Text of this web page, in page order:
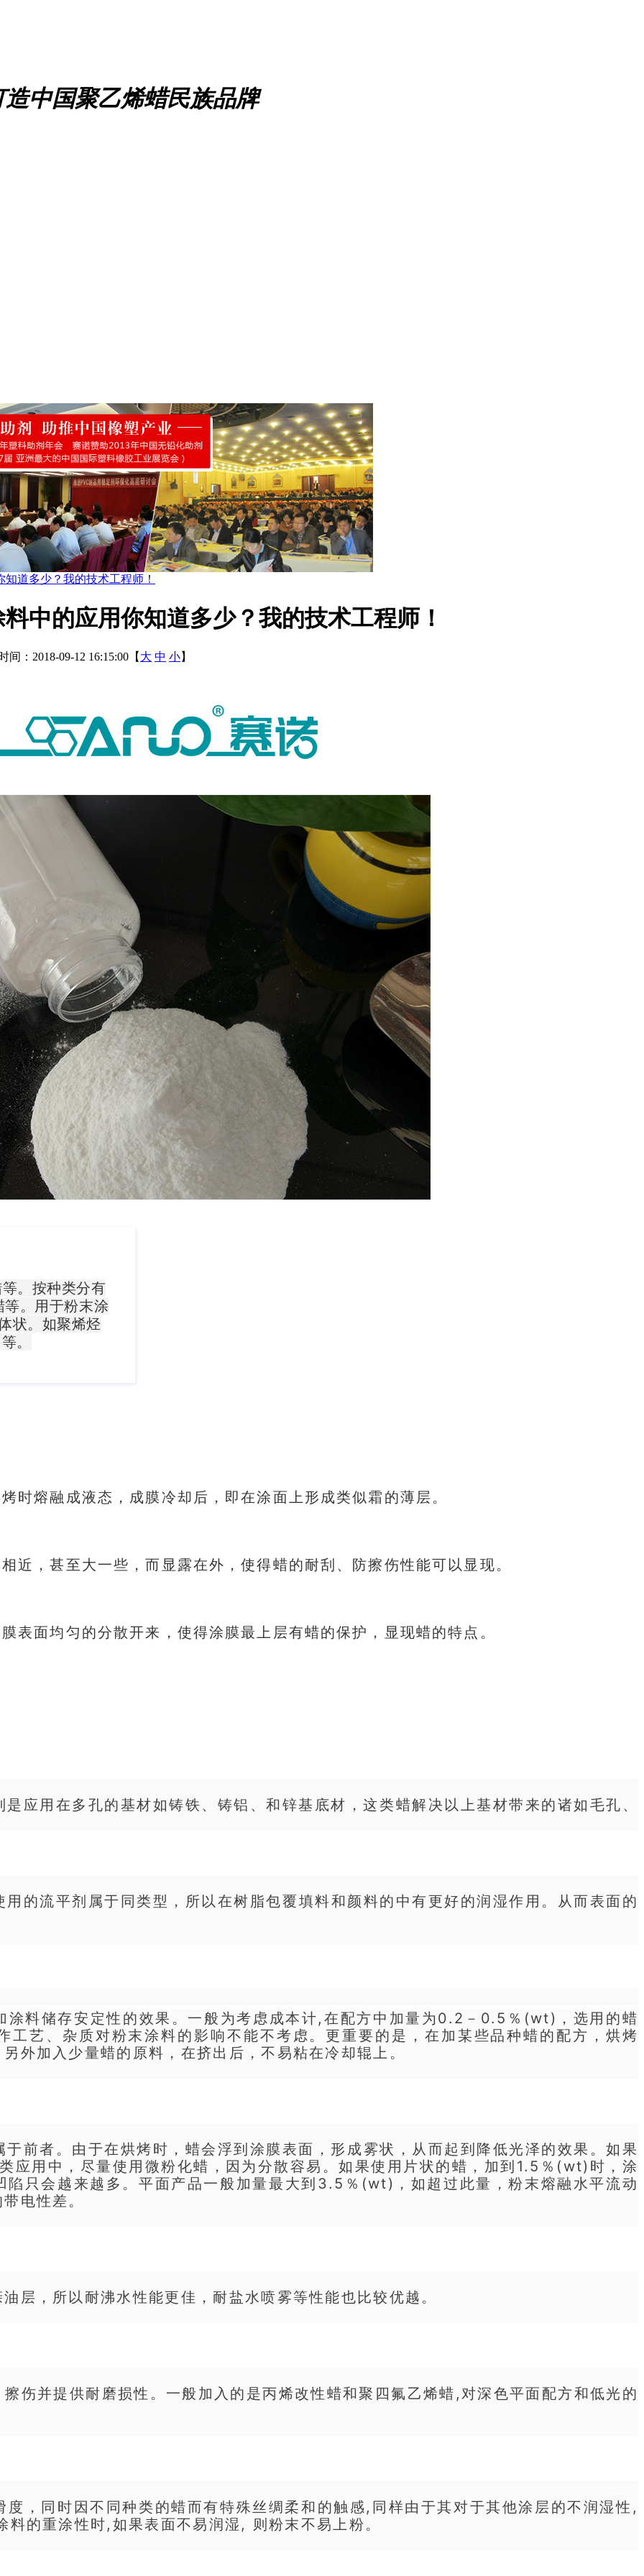
中国聚乙烯蜡民族品牌
道多少？我的技术工程师！
中的应用你知道多少？我的技术工程师！
间：2018-09-12 16:15:00【 大 中 小】
。按种类分有
。用于粉末涂
状。如聚烯烃
。
时熔融成液态，成膜冷却后，即在涂面上形成类似霜的薄层。
近，甚至大一些，而显露在外，使得蜡的耐刮、防擦伤性能可以显现。
表面均匀的分散开来，使得涂膜最上层有蜡的保护，显现蜡的特点。
应用在多孔的基材如铸铁、铸铝、和锌基底材，这类蜡解决以上基材带来的诸如毛孔、
用的流平剂 属于同类型，所以在树脂包覆填料和颜料的中有更好的润湿作用。从而表面的
涂料储存安定性的效果。一般为考虑成本计,在配方中加量为0.2－0.5％(wt)，选用的蜡
工艺、杂质对粉末涂料的影响不能不考虑。更重要的是，在加某些品种蜡的配方，烘烤
外加入少量蜡的原料，在挤出后，不易粘在冷却辊上。
于前者。由于在烘烤时，蜡会浮到涂膜表面，形成雾状，从而起到降低光泽的效果。如果
用中，尽量使用微粉化蜡，因为分散容易。如果使用片状的蜡，加到1.5％(wt)时，涂
陷只会越来越多。平面产品一般加量最大到3.5％(wt)，如超过此量，粉末熔融水平流动
电性差。
层，所以耐沸水性能更佳，耐盐水喷雾等性能也比较优越。
伤并提供耐磨损性。一般加入的是丙烯改性蜡和聚四氟乙烯蜡,对深色平面配方和低光的
，同时因不同种类的蜡而有特殊丝绸柔和的触感,同样由于其对于其他涂层的不润湿性,
的重涂性时,如果表面不易润湿, 则粉末不易上粉。